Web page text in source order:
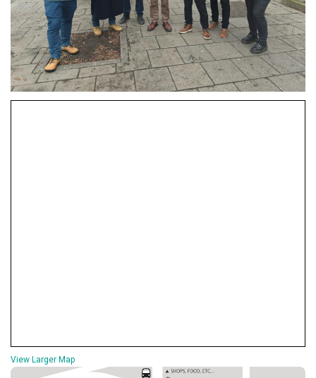
View Larger Map